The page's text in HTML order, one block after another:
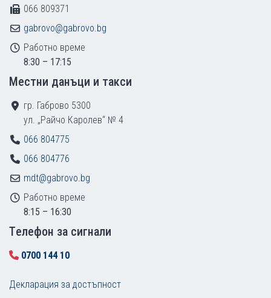
066 809371
gabrovo@gabrovo.bg
Работно време
8:30 – 17:15
Местни данъци и такси
гр. Габрово 5300
ул. „Райчо Каролев“ № 4
066 804775
066 804776
mdt@gabrovo.bg
Работно време
8:15 – 16:30
Tелефон за сигнали
0700 144 10
Декларация за достъпност